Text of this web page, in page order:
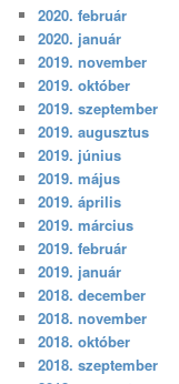
2020. február
2020. január
2019. november
2019. október
2019. szeptember
2019. augusztus
2019. június
2019. május
2019. április
2019. március
2019. február
2019. január
2018. december
2018. november
2018. október
2018. szeptember